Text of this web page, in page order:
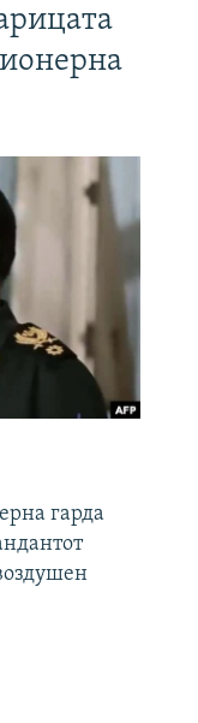
гарда